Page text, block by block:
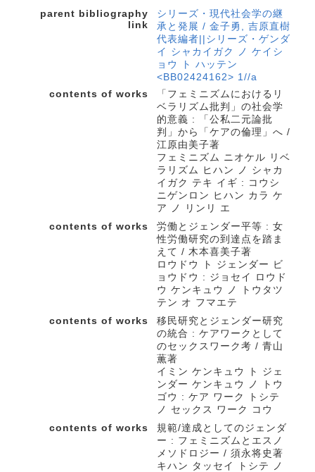
parent bibliography
link
シリーズ・現代社会学の継
承と発展 / 金子勇, 吉原直樹
代表編者||シリーズ・ゲンダ
イ シャカイガク ノ ケイシ
ョウ ト ハッテン
<BB02424162> 1//a
contents of works
「フェミニズムにおけるリ
ベラリズム批判」の社会学
的意義 : 「公私二元論批
判」から「ケアの倫理」へ /
江原由美子著
フェミニズム ニオケル リベ
ラリズム ヒハン ノ シャカ
イガク テキ イギ : コウシ
ニゲンロン ヒハン カラ ケ
ア ノ リンリ エ
contents of works
労働とジェンダー平等 : 女
性労働研究の到達点を踏ま
えて / 木本喜美子著
ロウドウ ト ジェンダー ビ
ョウドウ : ジョセイ ロウド
ウ ケンキュウ ノ トウタツ
テン オ フマエテ
contents of works
移民研究とジェンダー研究
の統合 : ケアワークとして
のセックスワーク考 / 青山
薫著
イミン ケンキュウ ト ジェ
ンダー ケンキュウ ノ トウ
ゴウ : ケア ワーク トシテ
ノ セックス ワーク コウ
contents of works
規範/達成としてのジェンダ
ー : フェミニズムとエスノ
メソドロジー / 須永将史著
キハン タッセイ トシテ ノ